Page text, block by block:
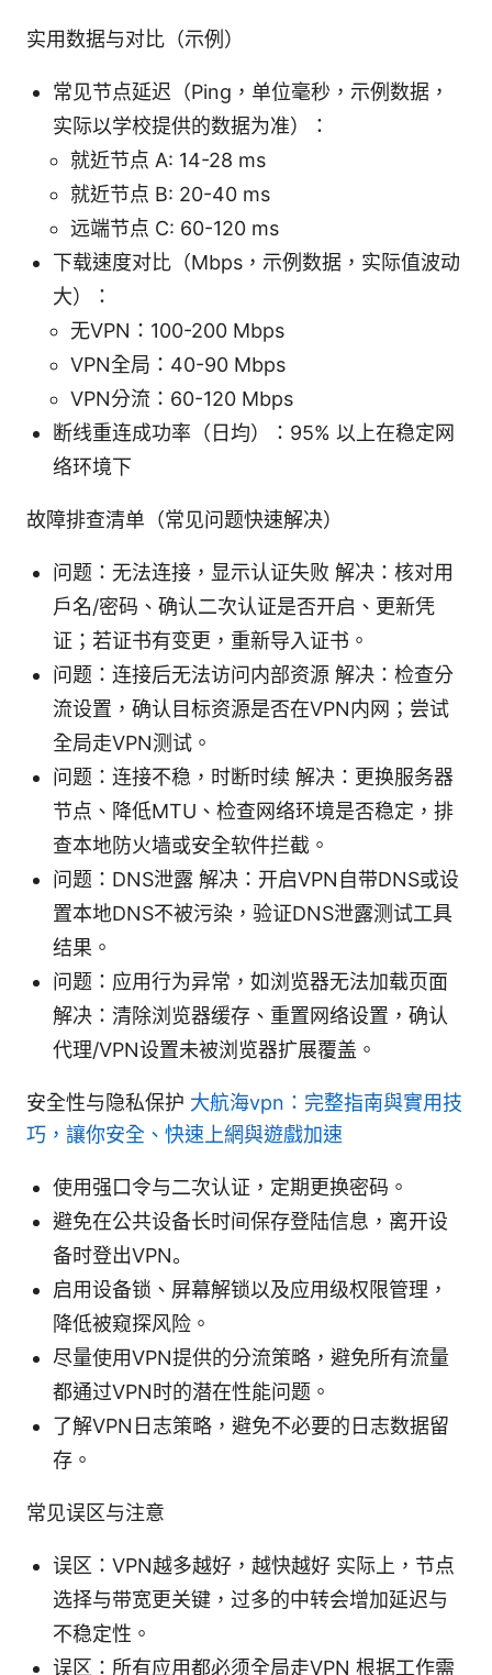
实用数据与对比（示例）
常见节点延迟（Ping，单位毫秒，示例数据，
实际以学校提供的数据为准）：
就近节点 A: 14-28 ms
就近节点 B: 20-40 ms
远端节点 C: 60-120 ms
下载速度对比（Mbps，示例数据，实际值波动
大）：
无VPN：100-200 Mbps
VPN全局：40-90 Mbps
VPN分流：60-120 Mbps
断线重连成功率（日均）：95% 以上在稳定网
络环境下
故障排查清单（常见问题快速解决）
问题：无法连接，显示认证失败 解决：核对用
户名/密码、确认二次认证是否开启、更新凭
证；若证书有变更，重新导入证书。
问题：连接后无法访问内部资源 解决：检查分
流设置，确认目标资源是否在VPN内网；尝试
全局走VPN测试。
问题：连接不稳，时断时续 解决：更换服务器
节点、降低MTU、检查网络环境是否稳定，排
查本地防火墙或安全软件拦截。
问题：DNS泄露 解决：开启VPN自带DNS或设
置本地DNS不被污染，验证DNS泄露测试工具
结果。
问题：应用行为异常，如浏览器无法加载页面
解决：清除浏览器缓存、重置网络设置，确认
代理/VPN设置未被浏览器扩展覆盖。
安全性与隐私保护 大航海vpn：完整指南與實用技
巧，讓你安全、快速上網與遊戲加速
使用强口令与二次认证，定期更换密码。
避免在公共设备长时间保存登陆信息，离开设
备时登出VPN。
启用设备锁、屏幕解锁以及应用级权限管理，
降低被窥探风险。
尽量使用VPN提供的分流策略，避免所有流量
都通过VPN时的潜在性能问题。
了解VPN日志策略，避免不必要的日志数据留
存。
常见误区与注意
误区：VPN越多越好，越快越好 实际上，节点
选择与带宽更关键，过多的中转会增加延迟与
不稳定性。
误区：所有应用都必须全局走VPN 根据工作需